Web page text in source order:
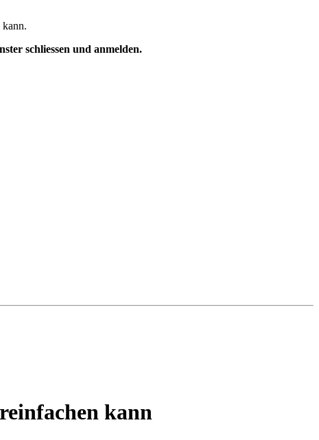
schliessen und anmelden.
kann